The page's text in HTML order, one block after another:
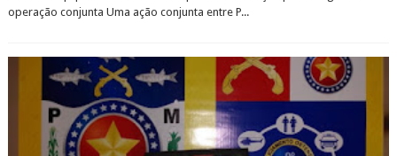
operação conjunta Uma ação conjunta entre P...